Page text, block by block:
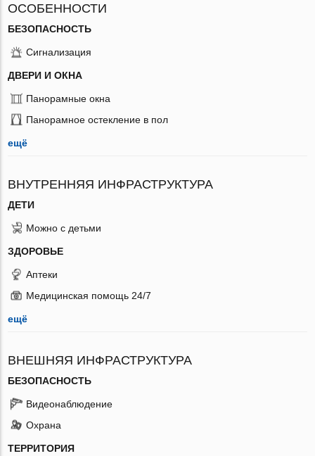
ОСОБЕННОСТИ
БЕЗОПАСНОСТЬ
Сигнализация
ДВЕРИ И ОКНА
Панорамные окна
Панорамное остекление в пол
ещё
ВНУТРЕННЯЯ ИНФРАСТРУКТУРА
ДЕТИ
Можно с детьми
ЗДОРОВЬЕ
Аптеки
Медицинская помощь 24/7
ещё
ВНЕШНЯЯ ИНФРАСТРУКТУРА
БЕЗОПАСНОСТЬ
Видеонаблюдение
Охрана
ТЕРРИТОРИЯ